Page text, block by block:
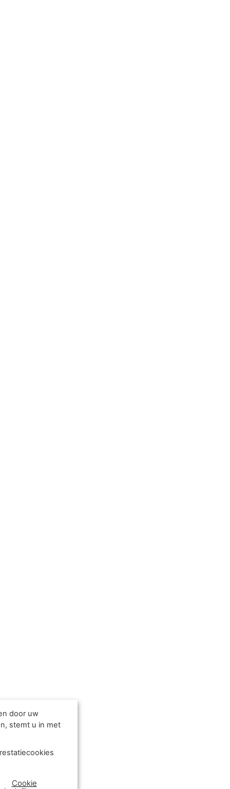
door uw
stemt u in met
Cookie